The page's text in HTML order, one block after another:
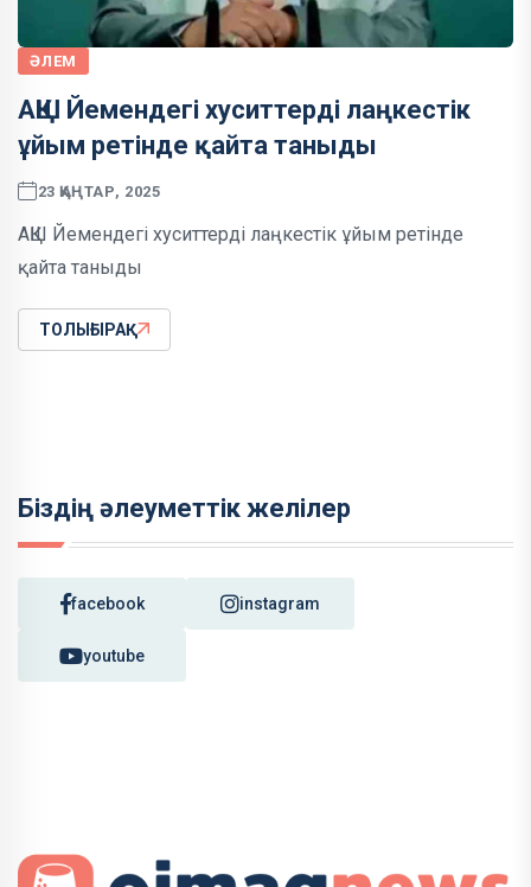
ӘЛЕМ
АҚШ Йемендегі хуситтерді лаңкестік
ұйым ретінде қайта таныды
23 ҚАҢТАР, 2025
АҚШ Йемендегі хуситтерді лаңкестік ұйым ретінде
қайта таныды
ТОЛЫҒЫРАҚ
Біздің әлеуметтік желілер
facebook instagram
youtube